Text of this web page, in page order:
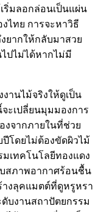
ริ่มลอกล่อนเป็นแผ่น
ไทย การจะหาวิธี
ยากให้กลับมาสวย
ปไม่ได้หากไม่มี
านไม้จริงให้ดูเป็น
ะเปลี่ยนมุมมองการ
งจากภายในที่ช่วย
โดยไม่ต้องขัดผิวไม้
เทคโนโลยีทองแดง
สภาพอากาศร้อนชื้น
างลุคแมตต์ที่ดูหรูหรา
บงานสถาปัตยกรรม